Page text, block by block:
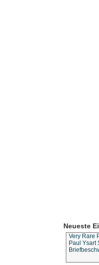
Neueste
Very Rare
Paul Ysart